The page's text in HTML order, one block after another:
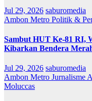
Jul 29, 2026 saburomedia
Ambon Metro Politik &
Sambut HUT Ke-81 RI,
Kibarkan Bendera
Jul 29, 2026 saburomedia
Ambon Metro Jurnalisme
Moluccas